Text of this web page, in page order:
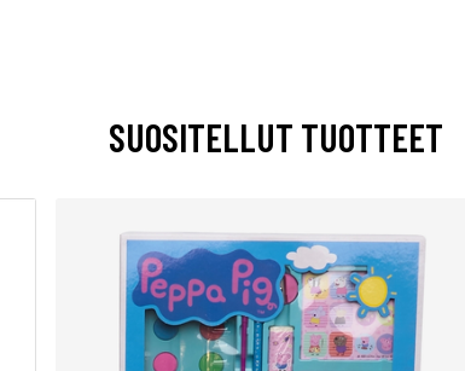
SUOSITELLUT TUOTTEET